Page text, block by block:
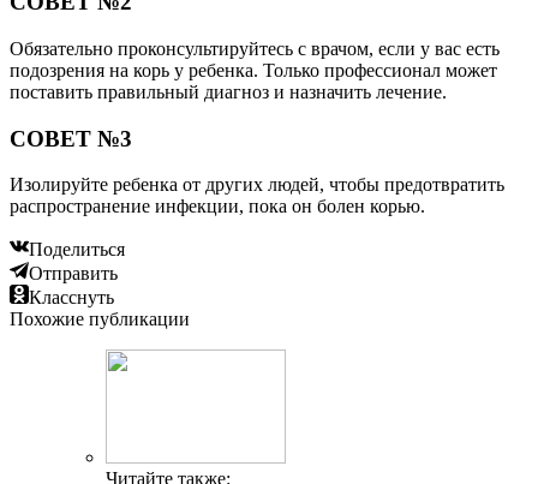
Обязательно проконсультируйтесь с врачом, если у вас есть
подозрения на корь у ребенка. Только профессионал может
поставить правильный диагноз и назначить лечение.
СОВЕТ №3
Изолируйте ребенка от других людей, чтобы предотвратить
распространение инфекции, пока он болен корью.
Поделиться
Отправить
Класснуть
Похожие публикации
Читайте также: